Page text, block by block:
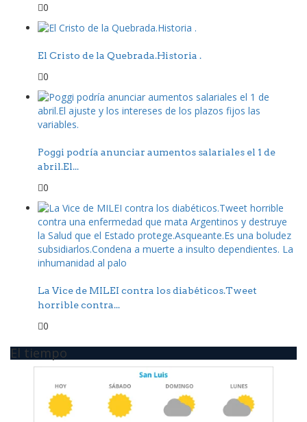
0
El Cristo de la Quebrada.Historia .
0
Poggi podría anunciar aumentos salariales el 1 de
abril.El...
0
La Vice de MILEI contra los diabéticos.Tweet
horrible contra...
0
El tiempo